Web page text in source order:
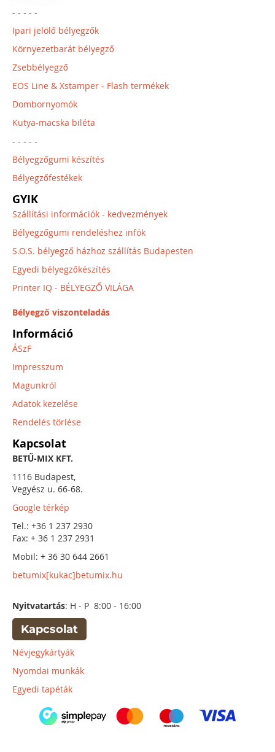
- - - - -
Ipari jelölő bélyegzők
Környezetbarát bélyegző
Zsebbélyegző
EOS Line & Xstamper - Flash termékek
Dombornyomók
Kutya-macska biléta
- - - - -
Bélyegzőgumi készítés
Bélyegzőfestékek
GYIK
Szállítási információk - kedvezmények
Bélyegzőgumi rendeléshez infók
S.O.S. bélyegző házhoz szállítás Budapesten
Egyedi bélyegzőkészítés
Printer IQ - BÉLYEGZŐ VILÁGA
Bélyegző viszonteladás
Információ
ÁSzF
Impresszum
Magunkról
Adatok kezelése
Rendelés törlése
Kapcsolat
BETŰ-MIX KFT.
1116 Budapest,
Vegyész u. 66-68.
Google térkép
Tel.: +36 1 237 2930
Fax: + 36 1 237 2931
Mobil: + 36 30 644 2661
betumix[kukac]betumix.hu
Nyitvatartás: H - P 8:00 - 16:00
Kapcsolat
Névjegykártyák
Nyomdai munkák
Egyedi tapéták